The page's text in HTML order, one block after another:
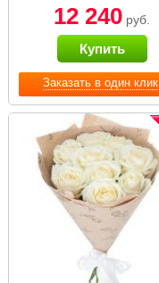
Заказать в один клик
12 240 руб.
Купить